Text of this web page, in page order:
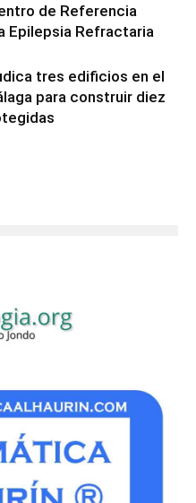
de Referencia
Epilepsia Refractaria
tres edificios en el
para construir diez